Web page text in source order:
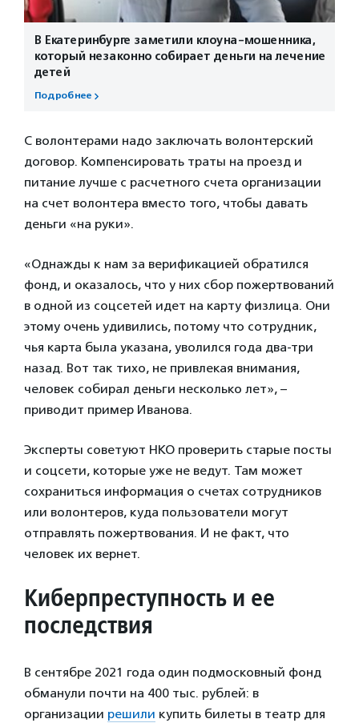
В Екатеринбурге заметили клоуна-мошенника,
который незаконно собирает деньги на лечение
детей
Подробнее
С волонтерами надо заключать волонтерский
договор. Компенсировать траты на проезд и
питание лучше с расчетного счета организации
на счет волонтера вместо того, чтобы давать
деньги «на руки».
«Однажды к нам за верификацией обратился
фонд, и оказалось, что у них сбор пожертвований
в одной из соцсетей идет на карту физлица. Они
этому очень удивились, потому что сотрудник,
чья карта была указана, уволился года два-три
назад. Вот так тихо, не привлекая внимания,
человек собирал деньги несколько лет», –
приводит пример Иванова.
Эксперты советуют НКО проверить старые посты
и соцсети, которые уже не ведут. Там может
сохраниться информация о счетах сотрудников
или волонтеров, куда пользователи могут
отправлять пожертвования. И не факт, что
человек их вернет.
Киберпреступность и ее
последствия
В сентябре 2021 года один подмосковный фонд
обманули почти на 400 тыс. рублей: в
организации решили купить билеты в театр для